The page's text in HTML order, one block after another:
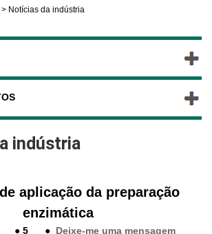
> Notícias da indústria
indústria
aplicação da preparação
enzimática
●5 ● Deixe-me uma mensagem